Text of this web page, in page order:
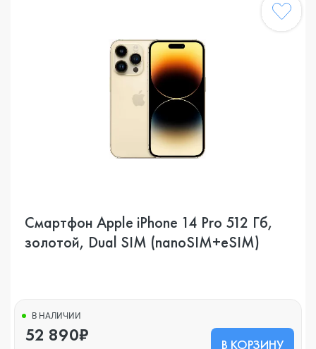
Смартфон Apple iPhone 14 Pro 512 Гб,
золотой, Dual SIM (nanoSIM+eSIM)
В НАЛИЧИИ
52 890₽ В КОРЗИНУ